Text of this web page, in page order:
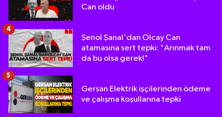
Can oldu
Şenol Şanal'dan Olcay Can
atamasına sert tepki: "Arınmak tam
da bu olsa gerek!"
4
Gersan Elektrik işçilerinden ödeme
ve çalışma koşullarına tepki
5